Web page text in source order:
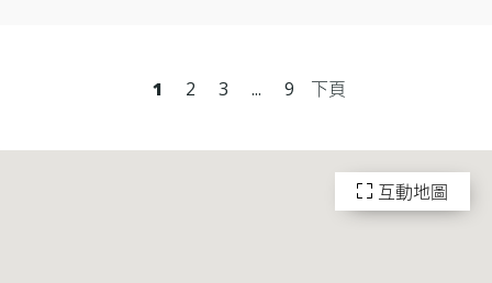
互動地圖
1 2 3 ... 9 下頁